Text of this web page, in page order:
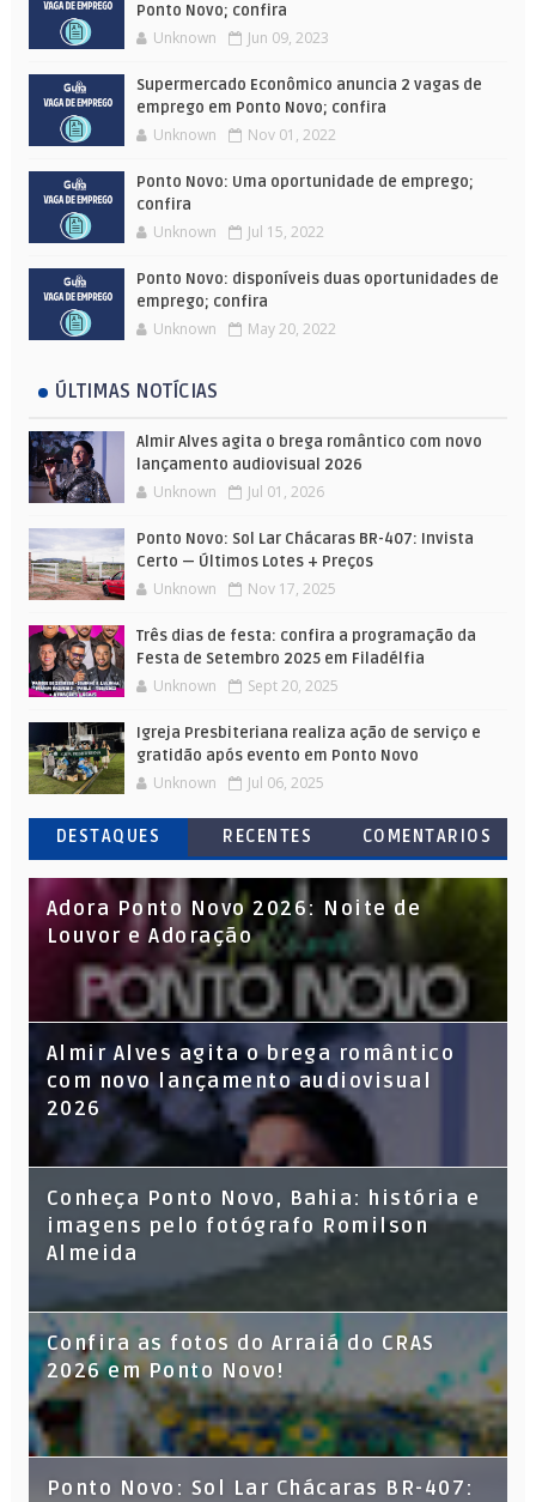
Ponto Novo; confira
Unknown Jun 09, 2023
Supermercado Econômico anuncia 2 vagas de
emprego em Ponto Novo; confira
Unknown Nov 01, 2022
Ponto Novo: Uma oportunidade de emprego;
confira
Unknown Jul 15, 2022
Ponto Novo: disponíveis duas oportunidades de
emprego; confira
Unknown May 20, 2022
ÚLTIMAS NOTÍCIAS
Almir Alves agita o brega romântico com novo
lançamento audiovisual 2026
Unknown Jul 01, 2026
Ponto Novo: Sol Lar Chácaras BR-407: Invista
Certo — Últimos Lotes + Preços
Unknown Nov 17, 2025
Três dias de festa: confira a programação da
Festa de Setembro 2025 em Filadélfia
Unknown Sept 20, 2025
Igreja Presbiteriana realiza ação de serviço e
gratidão após evento em Ponto Novo
Unknown Jul 06, 2025
DESTAQUES RECENTES COMENTARIOS
Adora Ponto Novo 2026: Noite de
Louvor e Adoração
Almir Alves agita o brega romântico
com novo lançamento audiovisual
2026
Conheça Ponto Novo, Bahia: história e
imagens pelo fotógrafo Romilson
Almeida
Confira as fotos do Arraiá do CRAS
2026 em Ponto Novo!
Ponto Novo: Sol Lar Chácaras BR-407: